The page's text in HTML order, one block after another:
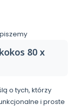
80 x
o tych, którzy
i proste